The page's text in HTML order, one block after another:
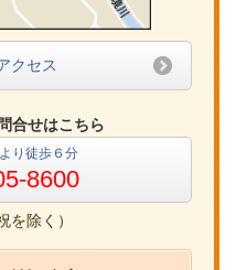
クセス
合せはこちら
り徒歩６分
8600
を除く）